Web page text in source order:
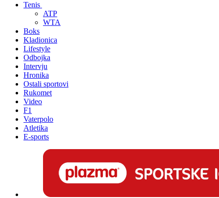
Tenis
ATP
WTA
Boks
Kladionica
Lifestyle
Odbojka
Intervju
Hronika
Ostali sportovi
Rukomet
Video
F1
Vaterpolo
Atletika
E-sports